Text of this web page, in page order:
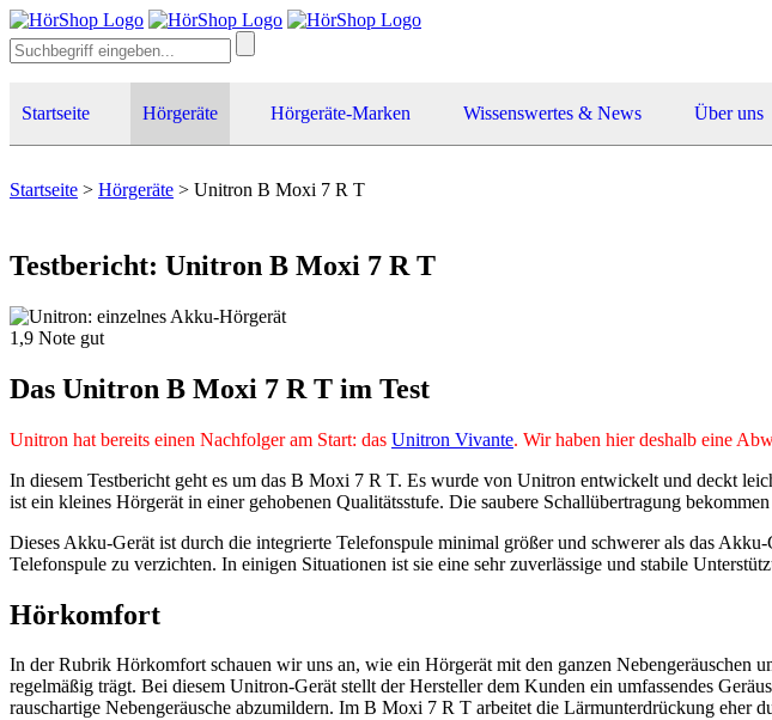
Startseite Hörgeräte Hörgeräte-Marken Wissenswertes & News Über uns
Startseite > Hörgeräte > Unitron B Moxi 7 R T
Testbericht: Unitron B Moxi 7 R T
1,9 Note gut
Das Unitron B Moxi 7 R T im Test
Unitron hat bereits einen Nachfolger am Start: das Unitron Vivante. Wir haben hier deshalb eine
In diesem Testbericht geht es um das B Moxi 7 R T. Es wurde von Unitron entwickelt und deckt
ist ein kleines Hörgerät in einer gehobenen Qualitätsstufe. Die saubere Schallübertragung
Dieses Akku-Gerät ist durch die integrierte Telefonspule minimal größer und schwerer als das
Telefonspule zu verzichten. In einigen Situationen ist sie eine sehr zuverlässige und stabile
Hörkomfort
In der Rubrik Hörkomfort schauen wir uns an, wie ein Hörgerät mit den ganzen Nebengeräuschen
regelmäßig trägt. Bei diesem Unitron-Gerät stellt der Hersteller dem Kunden ein umfassendes
rauschartige Nebengeräusche abzumildern. Im B Moxi 7 R T arbeitet die Lärmunterdrückung eher